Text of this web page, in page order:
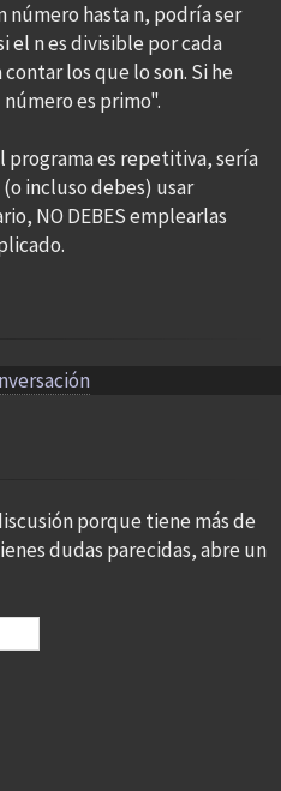
número hasta n, podría ser
el n es divisible por cada
los que lo son. Si he
es primo".
programa es repetitiva, sería
incluso debes) usar
NO DEBES emplearlas
porque tiene más de
dudas parecidas, abre un